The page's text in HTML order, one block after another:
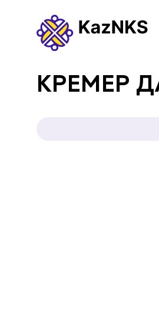
ГЛАВНАЯ СТРАНИЦА
КРЕМЕР